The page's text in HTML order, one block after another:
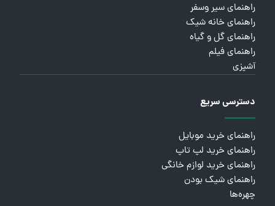
راهنمای سیر وسفر
راهنمای خانه شیک
راهنمای گل و گیاه
راهنمای فیلم
آشپزی
دسترسی سریع
راهنمای خرید موبایل
راهنمای خرید لپ تاپ
راهنمای خرید لوازم خانگی
راهنمای شیک بودن
چهره‌ها